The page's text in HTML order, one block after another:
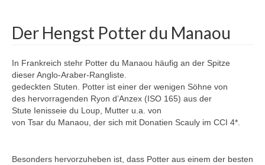
Santa Fee – Ovelhey – Semper Fi – Chacco-
Blue – Stakkato – Poisson
Bijou – Verdi TN – Semper Fi – Chacco-Blue
– Stakkato
Ulissa – Upsilon – Caretano – Caletto I –
Lantaan
Der Hengst Potter du Manaou
In Frankreich stehr Potter du Manaou häufig an der Spitze
dieser Anglo-Araber-Rangliste.
gedeckten Stuten. Potter ist einer der wenigen Söhne von
des hervorragenden Ryon d’Anzex (ISO 165) aus der
Stute Ienisseie du Loup, Mutter u.a. von
von Tsar du Manaou, der sich mit Donatien Scauly im CCI 4*.
Besonders hervorzuheben ist, dass Potter aus einem der besten